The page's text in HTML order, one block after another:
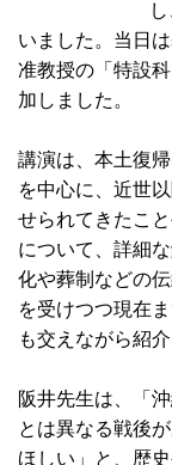
いました。当日
准教授の「特設
加しました。
講演は、本土復
を中心に、近世
せられてきたこ
について、詳細
化や葬制などの
を受けつつ現在
も交えながら紹
阪井先生は、「
とは異なる戦後
ほしい」と、歴